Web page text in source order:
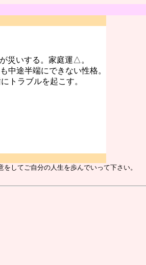
災いする。家庭運△。
中途半端にできない性格。
トラブルを起こす。
してご自分の人生を歩んでいって下さい。